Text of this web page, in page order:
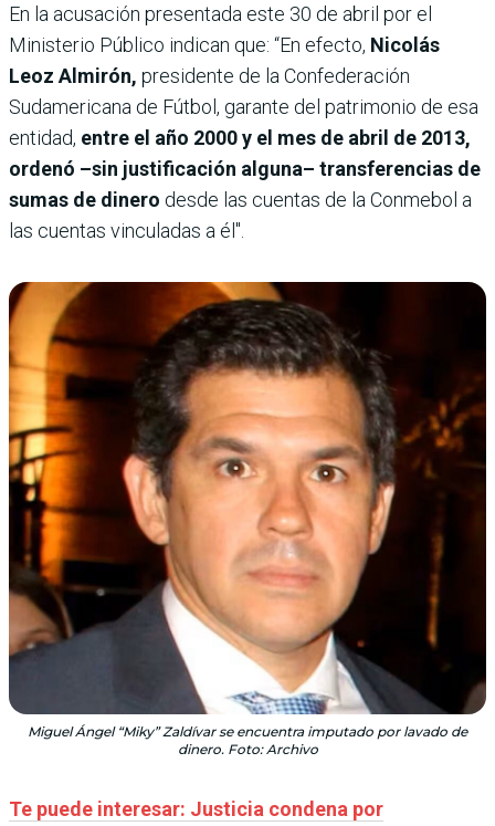
En la acusación presentada este 30 de abril por el
Ministerio Público indican que: “En efecto, Nicolás
Leoz Almirón, presidente de la Confederación
Sudamericana de Fútbol, garante del patrimonio de esa
entidad, entre el año 2000 y el mes de abril de 2013,
ordenó –sin justificación alguna– transferencias de
sumas de dinero desde las cuentas de la Conmebol a
las cuentas vinculadas a él".
Miguel Ángel “Miky” Zaldívar se encuentra imputado por lavado de
dinero. Foto: Archivo
Te puede interesar: Justicia condena por